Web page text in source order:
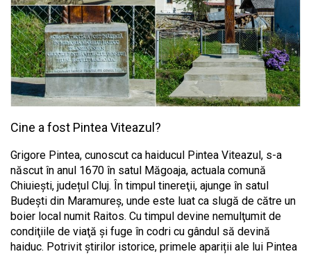
Cine a fost Pintea Viteazul?
Grigore Pintea, cunoscut ca haiducul Pintea Viteazul, s-a
născut în anul 1670 în satul Măgoaja, actuala comună
Chiuieşti, județul Cluj. În timpul tinereţii, ajunge în satul
Budeşti din Maramureş, unde este luat ca slugă de către un
boier local numit Raitos. Cu timpul devine nemulţumit de
condiţiile de viaţă şi fuge în codri cu gândul să devină
haiduc. Potrivit știrilor istorice, primele apariții ale lui Pintea